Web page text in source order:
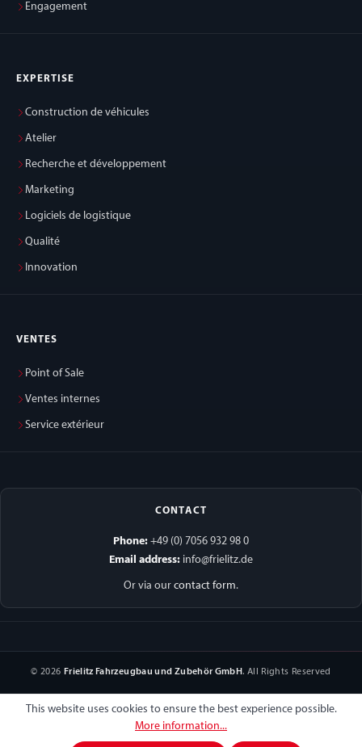
Engagement
EXPERTISE
Construction de véhicules
Atelier
Recherche et développement
Marketing
Logiciels de logistique
Qualité
Innovation
VENTES
Point of Sale
Ventes internes
Service extérieur
CONTACT
Phone: +49 (0) 7056 932 98 0
Email address: info@frielitz.de
Or via our contact form.
© 2026 Frielitz Fahrzeugbau und Zubehör GmbH. All Rights Reserved
This website uses cookies to ensure the best experience possible.
More information...